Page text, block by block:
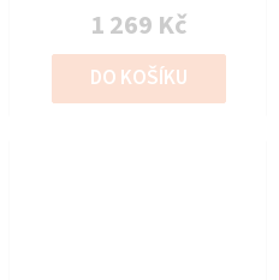
1 269 Kč
DO KOŠÍKU